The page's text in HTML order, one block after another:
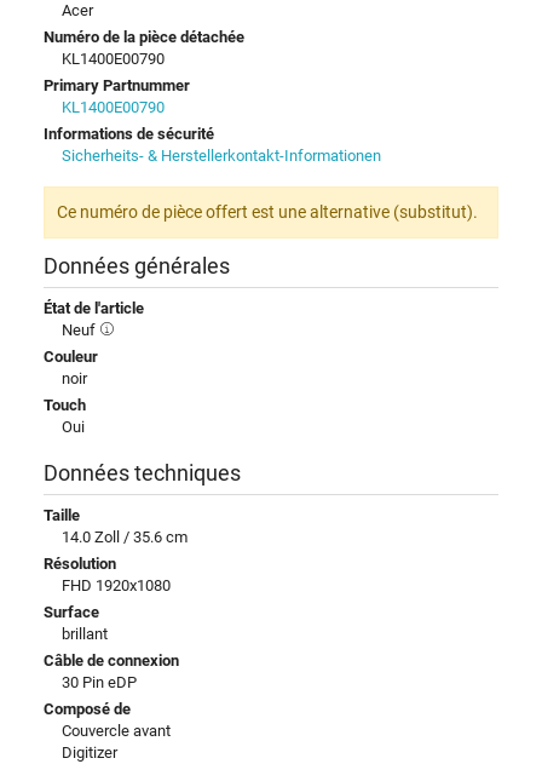
Acer
Numéro de la pièce détachée
KL1400E00790
Primary Partnummer
KL1400E00790
Informations de sécurité
Sicherheits- & Herstellerkontakt-Informationen
Ce numéro de pièce offert est une alternative (substitut).
Données générales
État de l'article
Neuf
Couleur
noir
Touch
Oui
Données techniques
Taille
14.0 Zoll / 35.6 cm
Résolution
FHD 1920x1080
Surface
brillant
Câble de connexion
30 Pin eDP
Composé de
Couvercle avant
Digitizer